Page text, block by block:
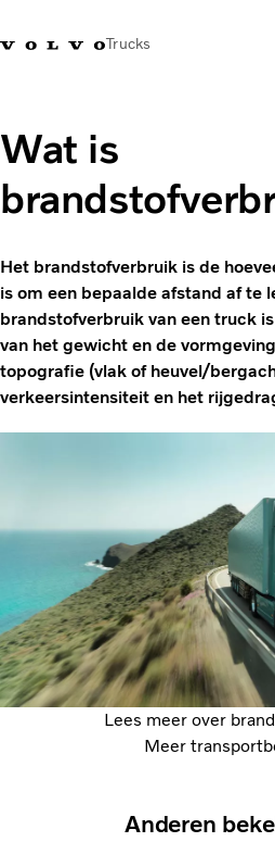
Trucks
Transportoplossingen
CO2-reductie
Truck Builder
Services
Dealer locator
Nieuws
Over ons
Wat is
Het brandstofverbruik is de
is om een bepaalde afstand af te
brandstofverbruik van een truck
van het gewicht en de
topografie (vlak of heuvel/
verkeersintensiteit en het
Lees meer over
Meer
Anderen